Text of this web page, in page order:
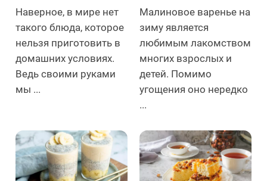
Наверное, в мире нет
такого блюда, которое
нельзя приготовить в
домашних условиях.
Ведь своими руками
мы ...
Малиновое варенье на
зиму является
любимым лакомством
многих взрослых и
детей. Помимо
угощения оно нередко
...